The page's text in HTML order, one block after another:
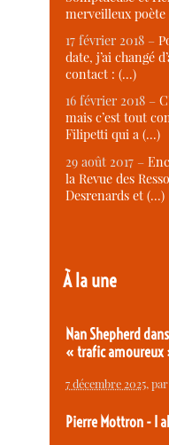
merveilleux
17 février 2018 –
date, j’ai changé
contact : (…)
16 février 2018 –
mais c’est tout
Filipetti qui a (…)
29 août 2017 –
la Revue des
Desrenards et (…)
À la une
Nan Shepherd
« trafic amoureux
7 décembre 2025,
Pierre Mottron - I